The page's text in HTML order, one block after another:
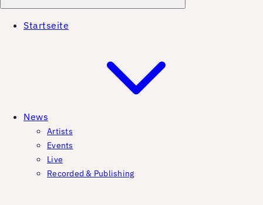
Startseite
News
Artists
Events
Live
Recorded & Publishing